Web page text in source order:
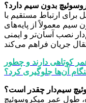
بدون سیم دارد؟
ارتباط مستقیم با
سیم معمولاً از پایه‌های
نصب آسان‌تر و ایمنی
کوتاهی دارند و چطور
آن‌ها جلوگیری کرد؟
سیم‌دار چقدر است؟
طول عمر میکروسوئیچ